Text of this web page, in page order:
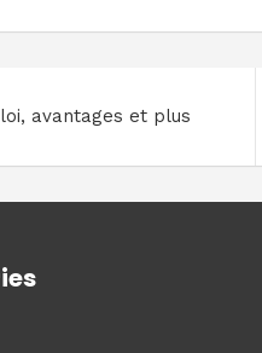
avantages et plus